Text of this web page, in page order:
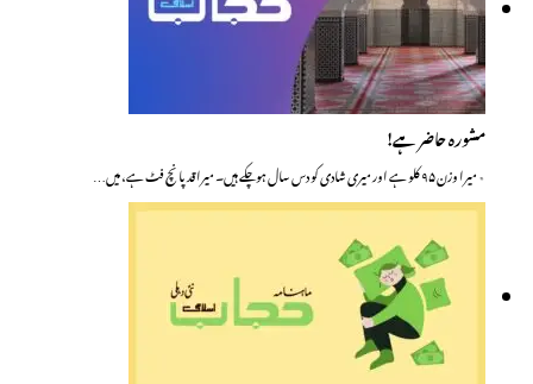
مشورہ حاضر ہے!
٭ میرا وزن ۹۵ کلو ہے اور میری شادی کو دس سال ہوچکے ہیں۔ میرا قد پانچ فٹ ہے، میں…